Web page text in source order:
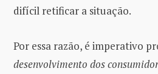
difícil retificar a situação.
Por essa razão, é imperativo
desenvolvimento dos